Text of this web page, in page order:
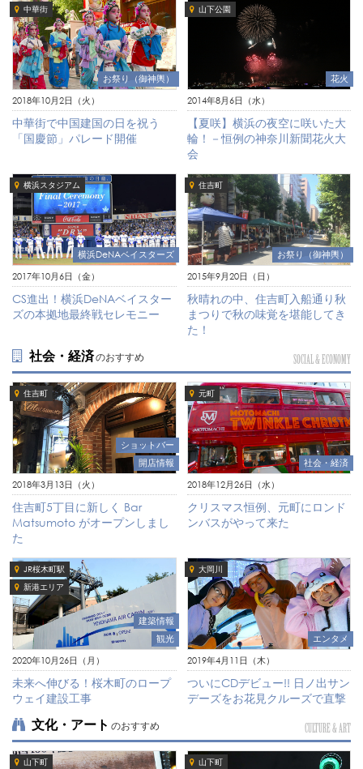
中華街
お祭り（御神輿）
2018年10月2日（火）
中華街で中国建国の日を祝う
「国慶節」パレード開催
山下公園
花火
2014年8月6日（水）
【夏咲】横浜の夜空に咲いた大
輪！－恒例の神奈川新聞花火大
会
横浜スタジアム
横浜DeNAベイスターズ
2017年10月6日（金）
CS進出！横浜DeNAベイスター
ズの本拠地最終戦セレモニー
住吉町
お祭り（御神輿）
2015年9月20日（日）
秋晴れの中、住吉町入船通り秋
まつりで秋の味覚を堪能してき
た！
社会・経済のおすすめ SOCIAL & ECONOMY
住吉町
ショットバー
開店情報
2018年3月13日（火）
住吉町5丁目に新しく Bar
Matsumoto がオープンしまし
た
元町
社会・経済
2018年12月26日（水）
クリスマス恒例、元町にロンド
ンバスがやって来た
JR桜木町駅
新港エリア
建築情報
観光
2020年10月26日（月）
未来へ伸びる！桜木町のロープ
ウェイ建設工事
大岡川
エンタメ
2019年4月11日（木）
ついにCDデビュー!! 日ノ出サン
デーズをお花見クルーズで直撃
文化・アート のおすすめ CULTURE & ART
山下町 山下町